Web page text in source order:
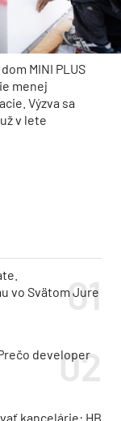
MINI PLUS
menej
Výzva sa
v lete
vo Svätom Jure
developer
kancelárie: HB